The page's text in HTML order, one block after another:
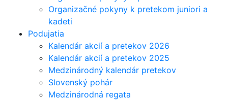
Organizačné pokyny k pretekom juniori a
kadeti
Podujatia
Kalendár akcií a pretekov 2026
Kalendár akcií a pretekov 2025
Medzinárodný kalendár pretekov
Slovenský pohár
Medzinárodná regata